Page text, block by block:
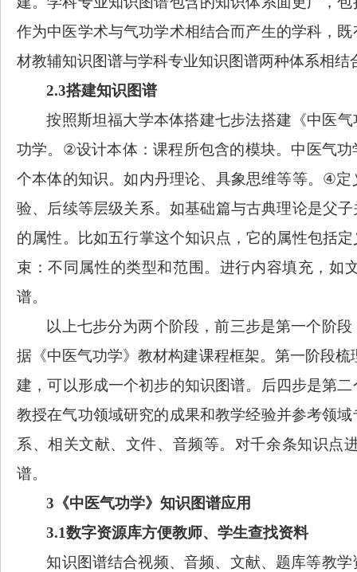
作为中医学术与气功学术相结合而产生的学科 ， 既
材教辅知识图谱与学科专业知识图谱两种体系相结
2.3搭建知识图谱
按照斯坦福大学本体搭建七步法搭建《中医
功学。 ②设计本体：课程所包含的模块。中医气
个本体的知识。如内丹理论、具象思维等等。 ④定
验、后续等层级关系。如基础篇与古典理论是父
的属性。比如五行掌这个知识点，它的属性包括
束：不同属性的类型和范围。进行内容填充，如
谱。
以上七步分为两个阶段，前三步是第一个阶
据《中医气功学》教材构建课程框架。第一阶段梳
建 ，可以形成一个初步的知识图谱。后四步是第
教授在气功领域研究的成果和教学经验并参考领
系、相关文献、文件、音频等。对千余条知识点
谱。
3 《中医气功学》知识图谱应用
3.1数字资源库方便教师、学生查找资料
知识图谱结合视频、音频、文献、题库等教学